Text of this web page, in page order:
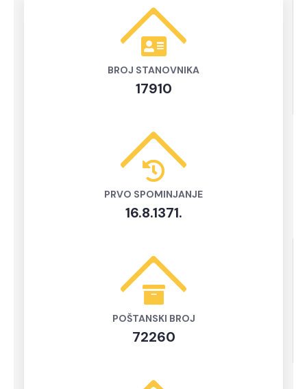
BROJ STANOVNIKA
17910
PRVO SPOMINJANJE
16.8.1371.
POŠTANSKI BROJ
72260